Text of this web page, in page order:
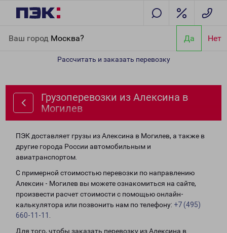
Ваш город Москва? Да Нет
Рассчитать и заказать перевозку
Грузоперевозки из Алексина в
Могилев
ПЭК доставляет грузы из Алексина в Могилев, а также в
другие города России автомобильным и
авиатранспортом.
С примерной стоимостью перевозки по направлению
Алексин - Могилев вы можете ознакомиться на сайте,
произвести расчет стоимости с помощью онлайн-
калькулятора или позвонить нам по телефону: +7 (495)
660-11-11
Для того, чтобы заказать перевозку из Алексина в